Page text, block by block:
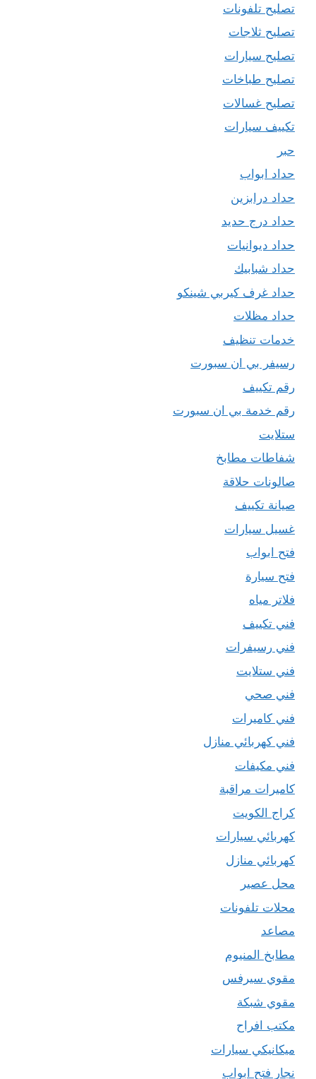
تصليح تلفونات
تصليح ثلاجات
تصليح سيارات
تصليح طباخات
تصليح غسالات
تكييف سيارات
حبر
حداد ابواب
حداد درابزين
حداد درج حديد
حداد ديوانيات
حداد شبابيك
حداد غرف كيربي شينكو
حداد مظلات
خدمات تنظيف
رسيفر بي ان سبورت
رقم تكييف
رقم خدمة بي ان سبورت
ستلايت
شفاطات مطابخ
صالونات حلاقة
صيانة تكييف
غسيل سيارات
فتح ابواب
فتح سيارة
فلاتر مياه
فني تكييف
فني رسيفرات
فني ستلايت
فني صحي
فني كاميرات
فني كهربائي منازل
فني مكيفات
كاميرات مراقبة
كراج الكويت
كهربائي سيارات
كهربائي منازل
محل عصير
محلات تلفونات
مصاعد
مطابخ المنيوم
مقوي سيرفس
مقوي شبكة
مكتب افراح
ميكانيكي سيارات
نجار فتح ابواب